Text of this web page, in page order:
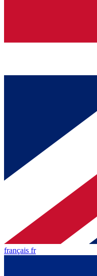
français fr